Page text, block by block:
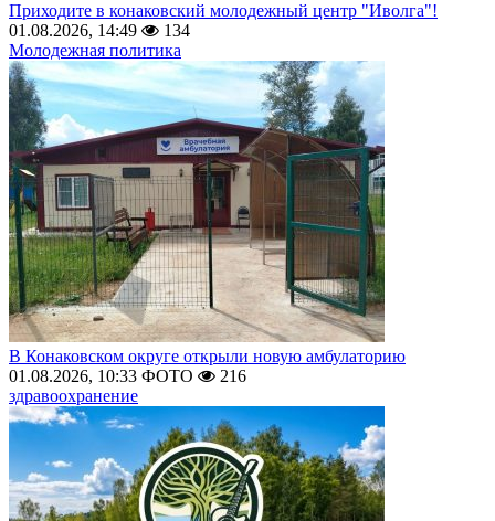
Приходите в конаковский молодежный центр "Иволга"!
01.08.2026, 14:49
134
Молодежная политика
В Конаковском округе открыли новую амбулаторию
01.08.2026, 10:33 ФОТО
216
здравоохранение